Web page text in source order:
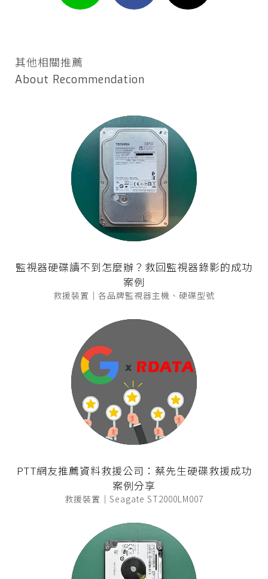
其他相關推薦
About Recommendation
監視器硬碟讀不到怎麼辦？救回監視器錄影的成功
案例
救援裝置｜各品牌監視器主機、硬碟型號
PTT網友推薦資料救援公司：蔡先生硬碟救援成功
案例分享
救援裝置｜Seagate ST2000LM007